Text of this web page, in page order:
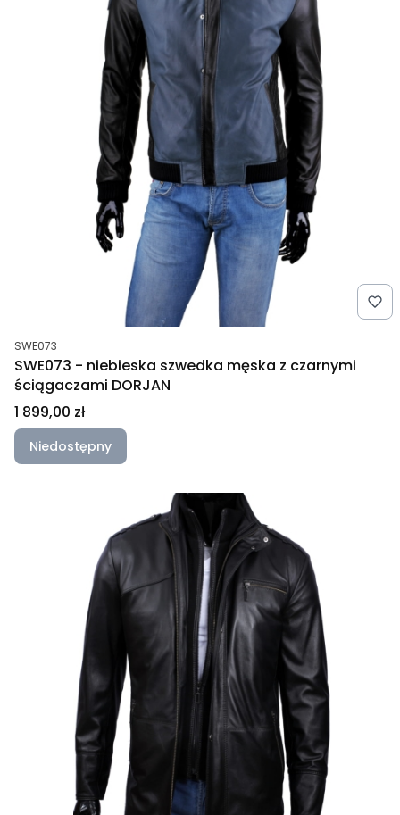
Kod produktu
SWE073
SWE073 - niebieska szwedka męska z czarnymi
ściągaczami DORJAN
Cena
1 899,00 zł
Niedostępny